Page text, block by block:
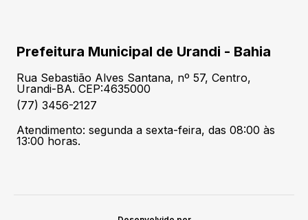
Prefeitura Municipal de Urandi - Bahia
Rua Sebastião Alves Santana, nº 57, Centro,
Urandi-BA. CEP:4635000
(77) 3456-2127
Atendimento: segunda a sexta-feira, das 08:00 às
13:00 horas.